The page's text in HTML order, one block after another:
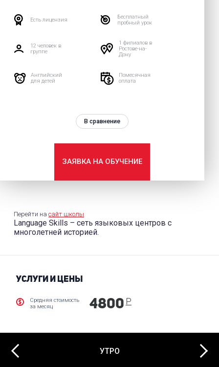
Есть лицензия
Бесплатный
пробный урок
12 человек в
группе
1 филиалов в
Ростове-на-
Дону
Английский
для детей
Помесячная
оплата
ЗАЯВКА НА ОБУЧЕНИЕ
В сравнение
Перейти на сайт школы
Language Skills – сеть языковых центров с
многолетней историей.
УСЛУГИ И ЦЕНЫ
Средняя стоимость
за месяц
4800 Р
Previous УТРО Next